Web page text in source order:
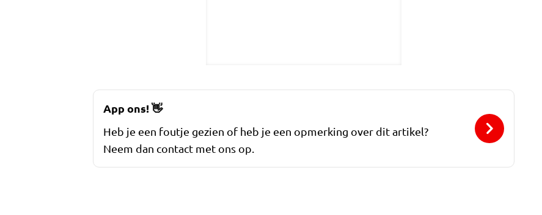
App ons!👋
Heb je een foutje gezien of heb je een opmerking over dit artikel?
Neem dan contact met ons op.